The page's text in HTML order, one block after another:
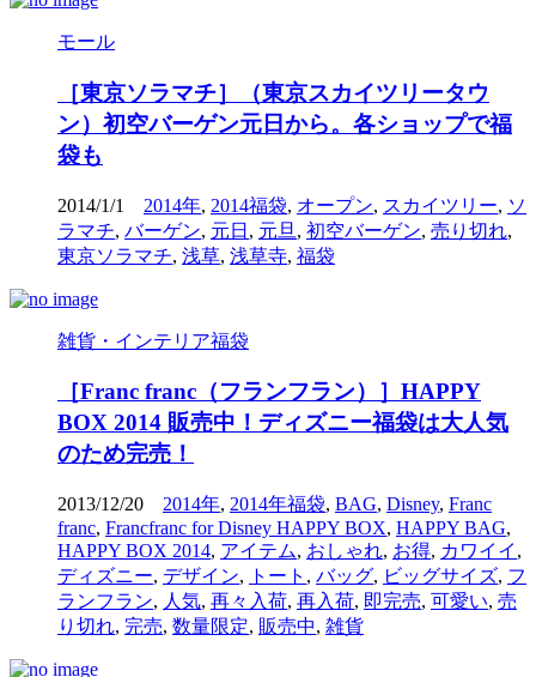
モール
［東京ソラマチ］（東京スカイツリータウ
ン）初空バーゲン元日から。各ショップで福
袋も
2014/1/1 2014年, 2014福袋, オープン, スカイツリー, ソ
ラマチ, バーゲン, 元日 , 元旦 , 初空バーゲン, 売り切れ,
東京ソラマチ, 浅草, 浅草寺, 福袋
雑貨・インテリア福袋
［Franc franc（フランフラン）］HAPPY
BOX 2014 販売中！ディズニー福袋は大人気
のため完売！
2013/12/20 2014年, 2014年福袋, BAG, Disney, Franc
franc, Francfranc for Disney HAPPY BOX, HAPPY BAG,
HAPPY BOX 2014, アイテム, おしゃれ, お得, カワイイ ,
ディズニー, デザイン, トート , バッグ, ビッグサイズ, フ
ランフラン, 人気, 再々入荷, 再入荷, 即完売, 可愛い, 売
り切れ, 完売, 数量限定, 販売中, 雑貨